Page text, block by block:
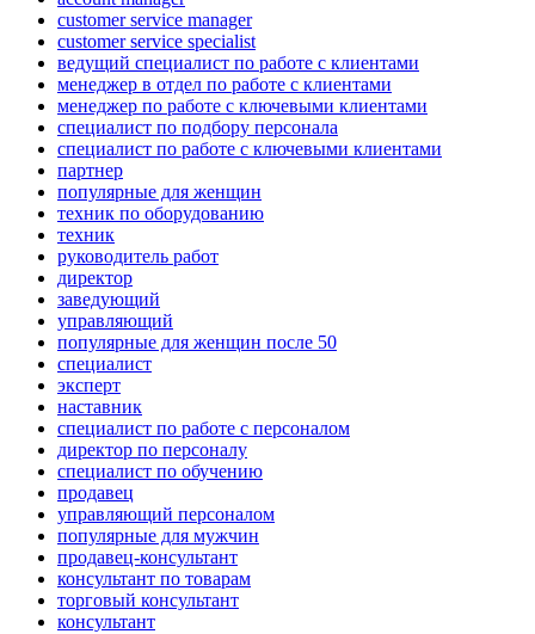
customer service manager
customer service specialist
ведущий специалист по работе с клиентами
менеджер в отдел по работе с клиентами
менеджер по работе с ключевыми клиентами
специалист по подбору персонала
специалист по работе с ключевыми клиентами
партнер
популярные для женщин
техник по оборудованию
техник
руководитель работ
директор
заведующий
управляющий
популярные для женщин после 50
специалист
эксперт
наставник
специалист по работе с персоналом
директор по персоналу
специалист по обучению
продавец
управляющий персоналом
популярные для мужчин
продавец-консультант
консультант по товарам
торговый консультант
консультант